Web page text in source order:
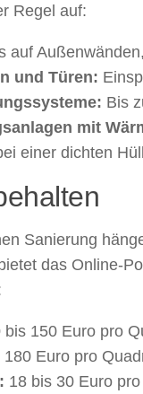
Regel auf:
auf
und Türen:
Bis
mit
einer dichten
Sanierung
das Online-
bis 150 Euro pro
180 Euro pro
18 bis 30 Euro